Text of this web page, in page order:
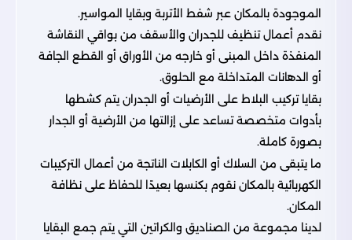
الموجودة بالمكان عبر شفط الأتربة وبقايا المواسير.
نقدم أعمال تنظيف للجدران والأسقف من بواقي النقاشة
المنفذة داخل المبنى أو خارجه من الأوراق أو القطع الجافة
أو الدهانات المتداخلة مع الحلوق.
بقايا تركيب البلاط على الأرضيات أو الجدران يتم كشطها
بأدوات متخصصة تساعد على إزالتها من الأرضية أو الجدار
بصورة كاملة.
ما يتبقى من السلاك أو الكابلات الناتجة من أعمال التركيبات
الكهربائية بالمكان نقوم بكنسها بعيدًا للحفاظ على نظافة
المكان.
لدينا مجموعة من الصناديق والكراتين التي يتم جمع البقايا